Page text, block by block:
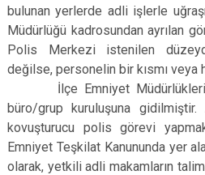
bulunan yerlerde adli işlerle
Müdürlüğü kadrosundan ayrılan
Polis Merkezi istenilen
değilse, personelin bir kısmı veya
İlçe Emniyet
büro/grup kuruluşuna
kovuşturucu polis görevi
Emniyet Teşkilat Kanununda yer
olarak, yetkili adli makamların